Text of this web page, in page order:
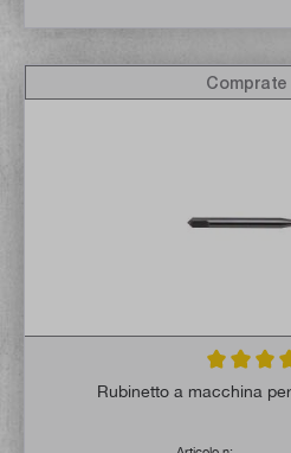
Rubinetto a macchina
Comprate